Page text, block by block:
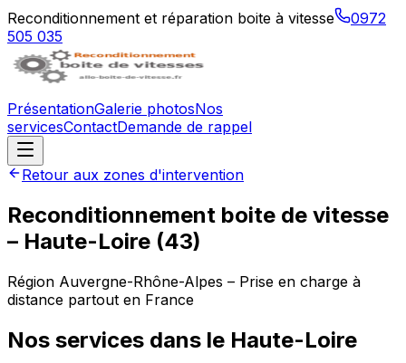
Reconditionnement et réparation boite à vitesse
0972
505 035
PrésentationGalerie photosNos
servicesContactDemande de rappel
Retour aux zones d'intervention
Reconditionnement boite de vitesse
– Haute-Loire (43)
Région Auvergne-Rhône-Alpes – Prise en charge à
distance partout en France
Nos services dans le Haute-Loire